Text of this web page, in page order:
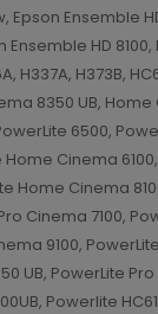
Epson Ensemble
Ensemble HD
H337A, H373B,
8350 UB, Home
6500,
Home Cinema
Home Cinema
Cinema 7100,
9100,
UB, PowerLite
Powerlite